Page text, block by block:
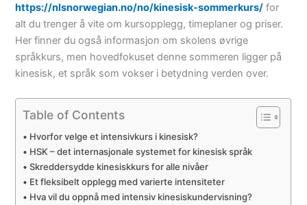
https://nlsnorwegian.no/no/kinesisk-sommerkurs/ for
alt du trenger å vite om kursopplegg, timeplaner og priser.
Her finner du også informasjon om skolens øvrige
språkkurs, men hovedfokuset denne sommeren ligger på
kinesisk, et språk som vokser i betydning verden over.
Table of Contents
Hvorfor velge et intensivkurs i kinesisk?
HSK – det internasjonale systemet for kinesisk språk
Skreddersydde kinesiskkurs for alle nivåer
Et fleksibelt opplegg med varierte intensiteter
Hva vil du oppnå med intensiv kinesiskundervisning?